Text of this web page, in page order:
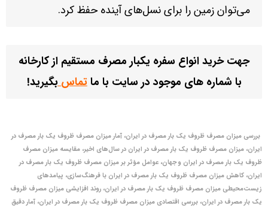
می‌توان زمین را برای نسل‌های آینده حفظ کرد.
جهت خرید انواع سفره یکبار مصرف مستقیم از کارخانه
با شماره های موجود در سایت با ماتماسبگیرید!
بررسی میزان مصرف ظروف یک‌ بار مصرف در ایران، آمار میزان مصرف ظروف یک‌ بار مصرف در
ایران، میزان مصرف ظروف یک‌ بار مصرف در ایران در سال‌های اخیر، مقایسه میزان مصرف
ظروف یک‌ بار مصرف در ایران و جهان، عوامل مؤثر بر میزان مصرف ظروف یک‌ بار مصرف در
ایران، کاهش میزان مصرف ظروف یک‌ بار مصرف در ایران با فرهنگ‌سازی، پیامدهای
زیست‌محیطی میزان مصرف ظروف یک‌ بار مصرف در ایران، روند افزایشی میزان مصرف ظروف
یک‌ بار مصرف در ایران، بررسی اقتصادی میزان مصرف ظروف یک‌ بار مصرف در ایران، آمار دقیق